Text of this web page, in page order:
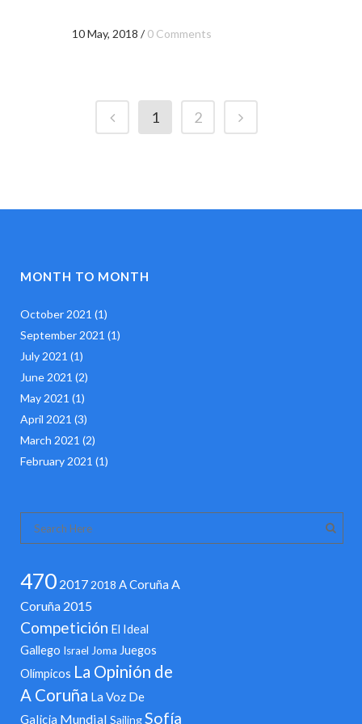
10 May, 2018 /0 Comments
1 2
MONTH TO MONTH
October 2021 (1)
September 2021 (1)
July 2021 (1)
June 2021 (2)
May 2021 (1)
April 2021 (3)
March 2021 (2)
February 2021 (1)
470 2017 2018 A Coruña A
Coruña 2015
Competición El Ideal
Gallego Israel Joma Juegos
Olímpicos La Opinión de
A Coruña La Voz De
Galicia Mundial SailingSofía